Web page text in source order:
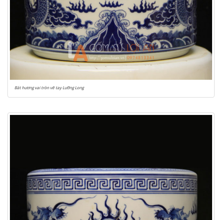
Bát hương vai tròn vẽ tay Lưỡng Long